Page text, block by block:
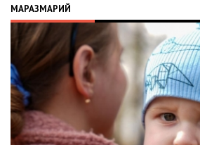
МАРАЗМАРИЙ